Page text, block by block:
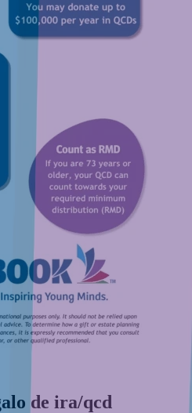
de ira/qcd